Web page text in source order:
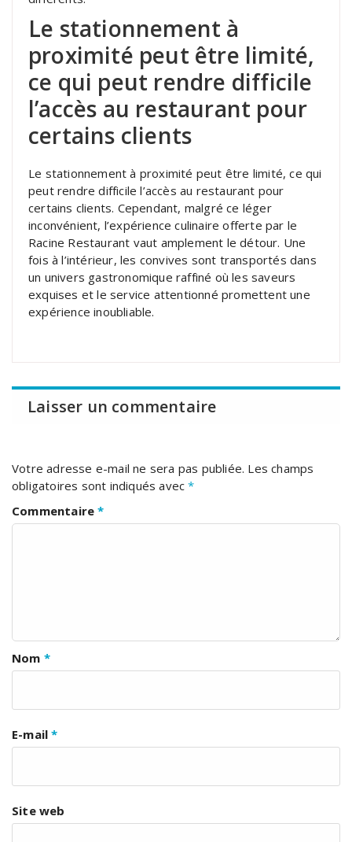
Le stationnement à
proximité peut être limité,
ce qui peut rendre difficile
l’accès au restaurant pour
certains clients
Le stationnement à proximité peut être limité, ce qui
peut rendre difficile l’accès au restaurant pour
certains clients. Cependant, malgré ce léger
inconvénient, l’expérience culinaire offerte par le
Racine Restaurant vaut amplement le détour. Une
fois à l’intérieur, les convives sont transportés dans
un univers gastronomique raffiné où les saveurs
exquises et le service attentionné promettent une
expérience inoubliable.
Laisser un commentaire
Votre adresse e-mail ne sera pas publiée. Les champs
obligatoires sont indiqués avec*
Commentaire*
Nom *
E-mail*
Site web